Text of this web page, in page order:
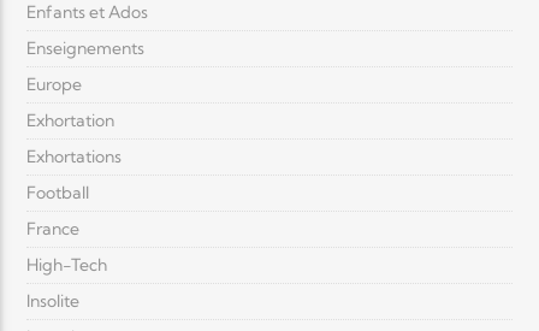
Enfants et Ados
Enseignements
Europe
Exhortation
Exhortations
Football
France
High-Tech
Insolite